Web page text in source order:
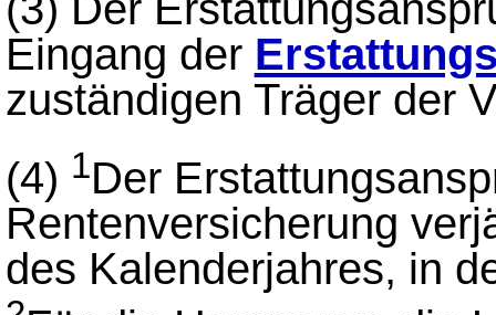
Eingang der
zuständigen Träger der
(4) 1Der
Rentenversicherung
des Kalenderjahres, in